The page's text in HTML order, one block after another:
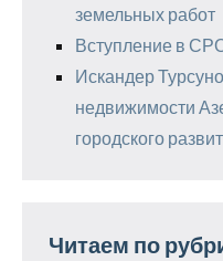
земельных работ
Вступление в
Искандер
недвижимости
городского
Читаем по